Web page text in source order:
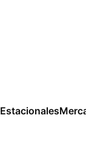
Estacionales